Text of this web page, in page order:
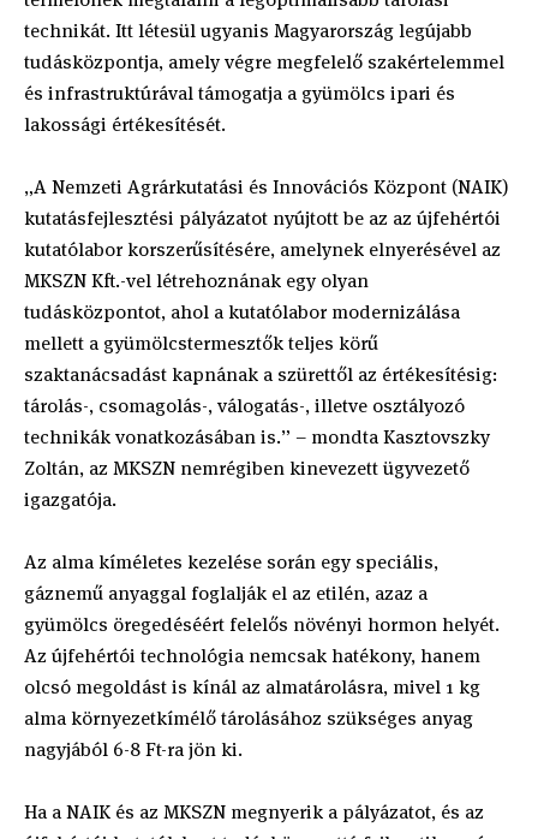
technikát. Itt létesül ugyanis Magyarország legújabb
tudásközpontja, amely végre megfelelő szakértelemmel
és infrastruktúrával támogatja a gyümölcs ipari és
lakossági értékesítését.
„A Nemzeti Agrárkutatási és Innovációs Központ (NAIK)
kutatásfejlesztési pályázatot nyújtott be az az újfehértói
kutatólabor korszerűsítésére, amelynek elnyerésével az
MKSZN Kft.-vel létrehoznának egy olyan
tudásközpontot, ahol a kutatólabor modernizálása
mellett a gyümölcstermesztők teljes körű
szaktanácsadást kapnának a szürettől az értékesítésig:
tárolás-, csomagolás-, válogatás-, illetve osztályozó
technikák vonatkozásában is.” – mondta Kasztovszky
Zoltán, az MKSZN nemrégiben kinevezett ügyvezető
igazgatója.
Az alma kíméletes kezelése során egy speciális,
gáznemű anyaggal foglalják el az etilén, azaz a
gyümölcs öregedéséért felelős növényi hormon helyét.
Az újfehértói technológia nemcsak hatékony, hanem
olcsó megoldást is kínál az almatárolásra, mivel 1 kg
alma környezetkímélő tárolásához szükséges anyag
nagyjából 6-8 Ft-ra jön ki.
Ha a NAIK és az MKSZN megnyerik a pályázatot, és az